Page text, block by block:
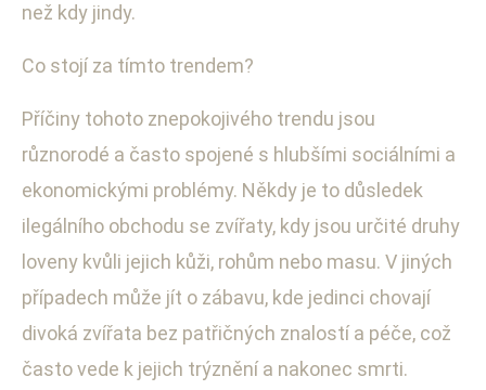
než kdy jindy.
Co stojí za tímto trendem?
Příčiny tohoto znepokojivého trendu jsou
různorodé a často spojené s hlubšími sociálními a
ekonomickými problémy. Někdy je to důsledek
ilegálního obchodu se zvířaty, kdy jsou určité druhy
loveny kvůli jejich kůži, rohům nebo masu. V jiných
případech může jít o zábavu, kde jedinci chovají
divoká zvířata bez patřičných znalostí a péče, což
často vede k jejich trýznění a nakonec smrti.